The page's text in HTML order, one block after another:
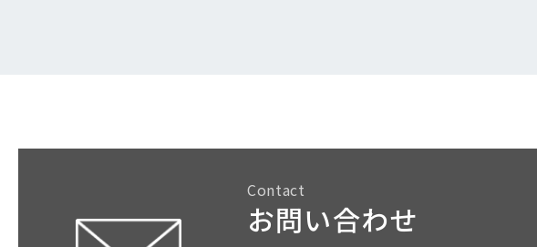
Contact
お問い合わせ